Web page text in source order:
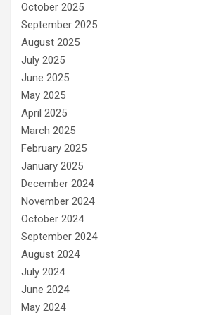
October 2025
September 2025
August 2025
July 2025
June 2025
May 2025
April 2025
March 2025
February 2025
January 2025
December 2024
November 2024
October 2024
September 2024
August 2024
July 2024
June 2024
May 2024